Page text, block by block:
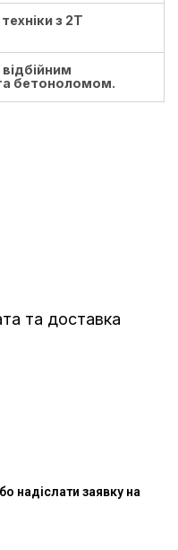
з 2Т
бетоноломом.
та доставка​
надіслати заявку на